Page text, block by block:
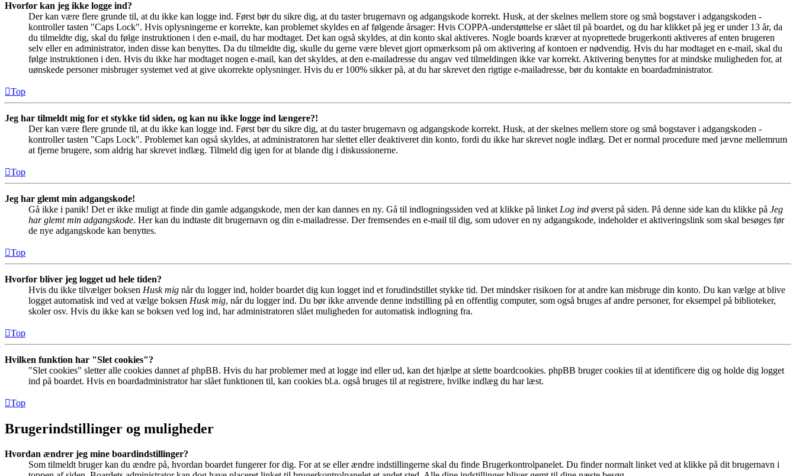
Hvorfor kan jeg ikke logge ind?
Der kan være flere grunde til, at du ikke kan logge ind. Først bør du sikre dig, at du taster brugernavn og adgangskode korrekt. Husk, at der skelnes mellem store og små bogstaver i adgangskoden -
kontroller tasten "Caps Lock". Hvis oplysningerne er korrekte, kan problemet skyldes en af følgende årsager: Hvis COPPA-understøttelse er slået til på boardet, og du har klikket på jeg er under 13 år, da
du tilmeldte dig, skal du følge instruktionen i den e-mail, du har modtaget. Det kan også skyldes, at din konto skal aktiveres. Nogle boards kræver at nyoprettede brugerkonti aktiveres af enten brugeren
selv eller en administrator, inden disse kan benyttes. Da du tilmeldte dig, skulle du gerne være blevet gjort opmærksom på om aktivering af kontoen er nødvendig. Hvis du har modtaget en e-mail, skal du
følge instruktionen i den. Hvis du ikke har modtaget nogen e-mail, kan det skyldes, at den e-mailadresse du angav ved tilmeldingen ikke var korrekt. Aktivering benyttes for at mindske muligheden for, at
uønskede personer misbruger systemet ved at give ukorrekte oplysninger. Hvis du er 100% sikker på, at du har skrevet den rigtige e-mailadresse, bør du kontakte en boardadministrator.
Top
Jeg har tilmeldt mig for et stykke tid siden, og kan nu ikke logge ind længere?!
Der kan være flere grunde til, at du ikke kan logge ind. Først bør du sikre dig, at du taster brugernavn og adgangskode korrekt. Husk, at der skelnes mellem store og små bogstaver i adgangskoden -
kontroller tasten "Caps Lock". Problemet kan også skyldes, at administratoren har slettet eller deaktiveret din konto, fordi du ikke har skrevet nogle indlæg. Det er normal procedure med jævne mellemrum
at fjerne brugere, som aldrig har skrevet indlæg. Tilmeld dig igen for at blande dig i diskussionerne.
Top
Jeg har glemt min adgangskode!
Gå ikke i panik! Det er ikke muligt at finde din gamle adgangskode, men der kan dannes en ny. Gå til indlogningssiden ved at klikke på linket Log ind øverst på siden. På denne side kan du klikke på Jeg
har glemt min adgangskode. Her kan du indtaste dit brugernavn og din e-mailadresse. Der fremsendes en e-mail til dig, som udover en ny adgangskode, indeholder et aktiveringslink som skal besøges før
de nye adgangskode kan benyttes.
Top
Hvorfor bliver jeg logget ud hele tiden?
Hvis du ikke tilvælger boksen Husk mig når du logger ind, holder boardet dig kun logget ind et forudindstillet stykke tid. Det mindsker risikoen for at andre kan misbruge din konto. Du kan vælge at blive
logget automatisk ind ved at vælge boksen Husk mig, når du logger ind. Du bør ikke anvende denne indstilling på en offentlig computer, som også bruges af andre personer, for eksempel på biblioteker,
skoler osv. Hvis du ikke kan se boksen ved log ind, har administratoren slået muligheden for automatisk indlogning fra.
Top
Hvilken funktion har "Slet cookies"?
"Slet cookies" sletter alle cookies dannet af phpBB. Hvis du har problemer med at logge ind eller ud, kan det hjælpe at slette boardcookies. phpBB bruger cookies til at identificere dig og holde dig logget
ind på boardet. Hvis en boardadministrator har slået funktionen til, kan cookies bl.a. også bruges til at registrere, hvilke indlæg du har læst.
Top
Brugerindstillinger og muligheder
Hvordan ændrer jeg mine boardindstillinger?
Som tilmeldt bruger kan du ændre på, hvordan boardet fungerer for dig. For at se eller ændre indstillingerne skal du finde Brugerkontrolpanelet. Du finder normalt linket ved at klikke på dit brugernavn i